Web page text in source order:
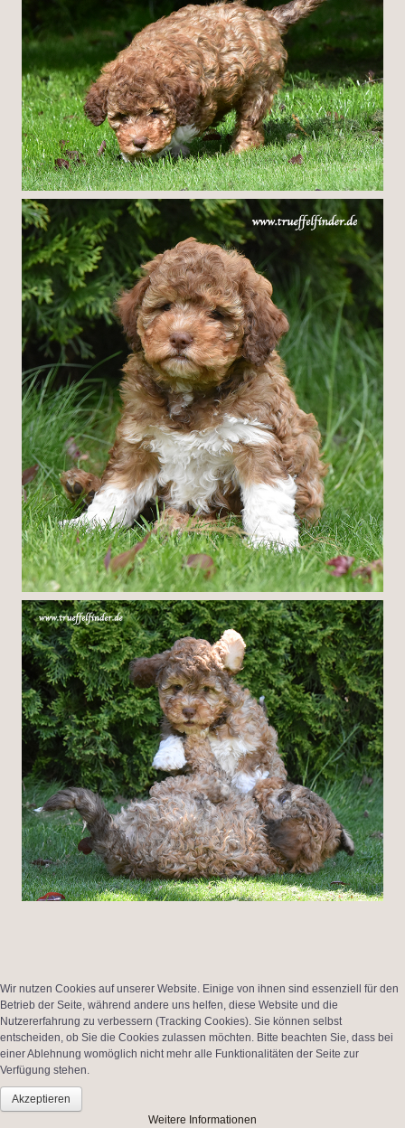
Wir nutzen Cookies auf unserer Website. Einige von ihnen sind essenziell für den
Betrieb der Seite, während andere uns helfen, diese Website und die
Nutzererfahrung zu verbessern (Tracking Cookies). Sie können selbst
entscheiden, ob Sie die Cookies zulassen möchten. Bitte beachten Sie, dass bei
einer Ablehnung womöglich nicht mehr alle Funktionalitäten der Seite zur
Verfügung stehen.
Akzeptieren
Weitere Informationen